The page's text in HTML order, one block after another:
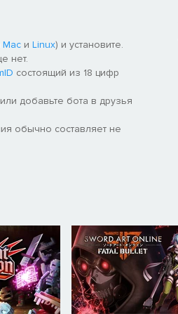
Mac и Linux) и установите.
нет.
состоящий из 18 цифр
добавьте бота в друзья
обычно составляет не